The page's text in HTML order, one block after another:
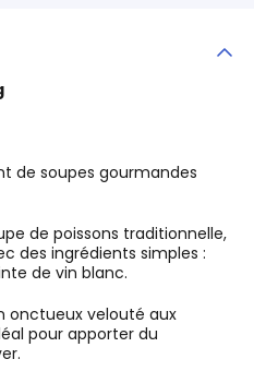
de soupes gourmandes
de poissons traditionnelle,
des ingrédients simples :
de vin blanc.
onctueux velouté aux
pour apporter du